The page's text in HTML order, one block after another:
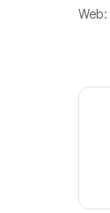
Web: